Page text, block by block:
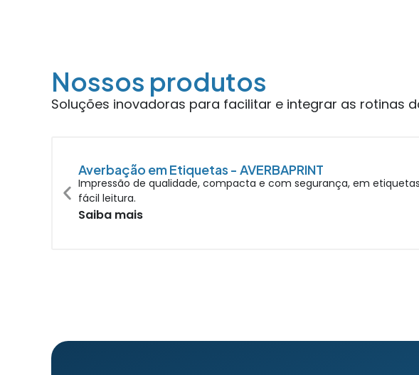
Nossos produtos
Soluções inovadoras para facilitar e integrar as rotinas
Averbação em Etiquetas - AVERBAPRINT
Impressão de qualidade, compacta e com segurança, em
fácil leitura.
Saiba mais